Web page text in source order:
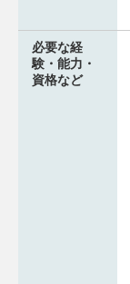
必要な経
験・能力・
資格など